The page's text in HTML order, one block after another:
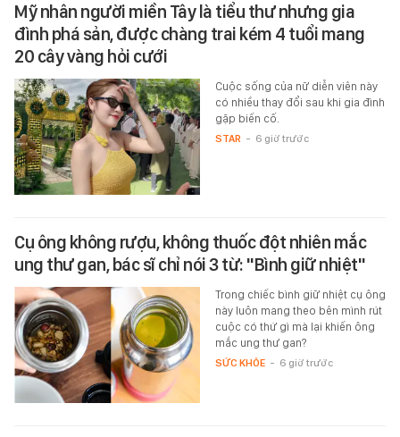
Mỹ nhân người miền Tây là tiểu thư nhưng gia
đình phá sản, được chàng trai kém 4 tuổi mang
20 cây vàng hỏi cưới
Cuộc sống của nữ diễn viên này
có nhiều thay đổi sau khi gia đình
gặp biến cố.
STAR - 6 giờ trước
Cụ ông không rượu, không thuốc đột nhiên mắc
ung thư gan, bác sĩ chỉ nói 3 từ: "Bình giữ nhiệt"
Trong chiếc bình giữ nhiệt cụ ông
này luôn mang theo bên mình rút
cuộc có thứ gì mà lại khiến ông
mắc ung thư gan?
SỨC KHỎE - 6 giờ trước